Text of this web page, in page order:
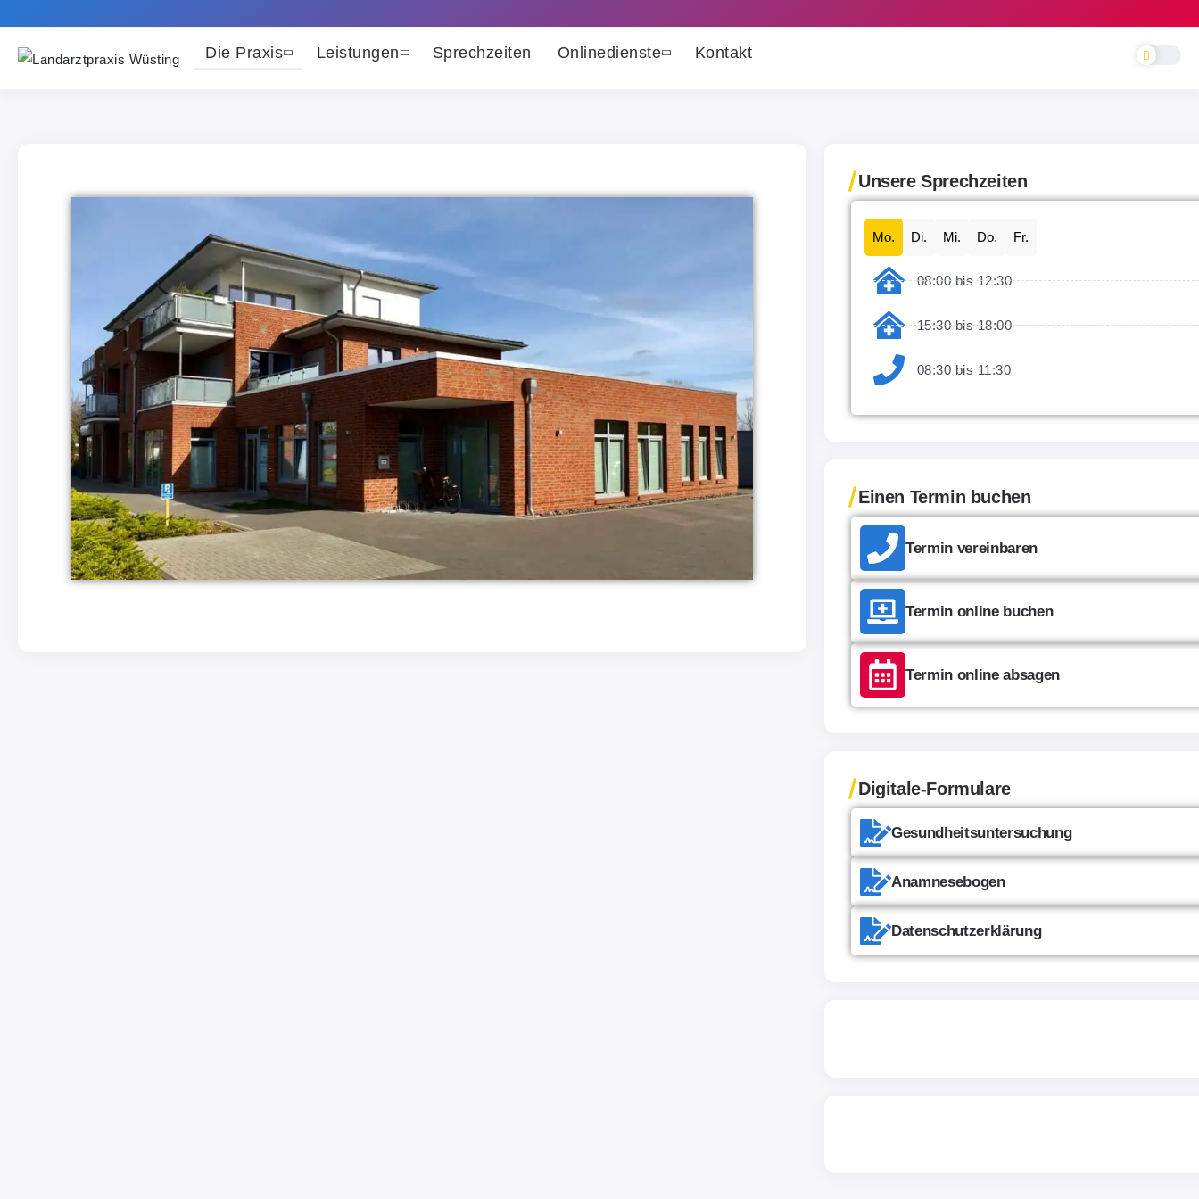
Die Praxis Leistungen Sprechzeiten Onlinedienste Kontakt
Unsere Sprechzeiten
Mo. Di. Mi. Do. Fr.
08:00 bis 12:30
15:30 bis 18:00
08:30 bis 11:30
Einen Termin buchen
Termin vereinbaren
Termin online buchen
Termin online absagen
Digitale-Formulare
Gesundheitsuntersuchung
Anamnesebogen
Datenschutzerklärung